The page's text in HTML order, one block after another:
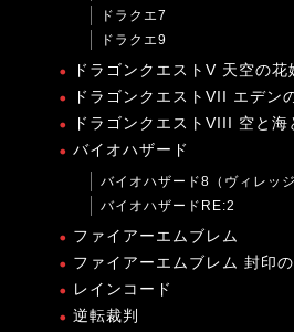
ドラクエ7
ドラクエ9
ドラゴンクエストV 天空の花
ドラゴンクエストVII エデン
ドラゴンクエストVIII 空と
バイオハザード
バイオハザード8（ヴィレッジ
バイオハザードRE:2
ファイアーエムブレム
ファイアーエムブレム 封印の
レインコード
逆転裁判